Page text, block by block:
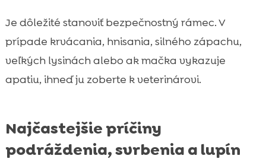
Je dôležité stanoviť bezpečnostný rámec. V
prípade krvácania, hnisania, silného zápachu,
veľkých lysinách alebo ak mačka vykazuje
apatiu, ihneď ju zoberte k veterinárovi.
Najčastejšie príčiny
podráždenia, svrbenia a lupín